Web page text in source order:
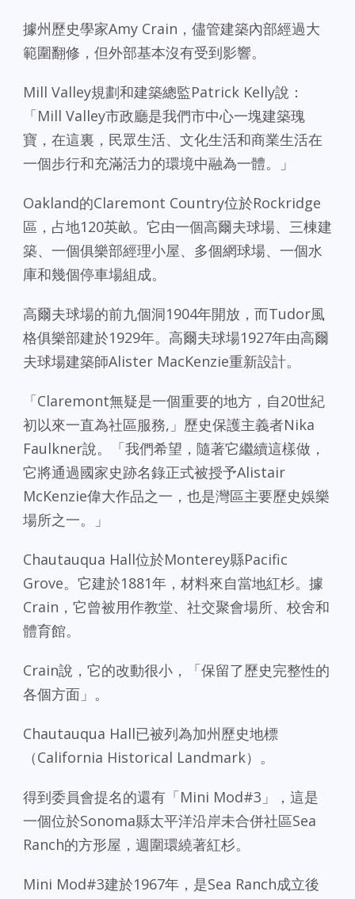
據州歷史學家Amy Crain，儘管建築內部經過大
範圍翻修，但外部基本沒有受到影響。
Mill Valley規劃和建築總監Patrick Kelly說：
「Mill Valley市政廳是我們市中心一塊建築瑰
寶，在這裏，民眾生活、文化生活和商業生活在
一個步行和充滿活力的環境中融為一體。」
Oakland的Claremont Country位於Rockridge
區，占地120英畝。它由一個高爾夫球場、三棟建
築、一個俱樂部經理小屋、多個網球場、一個水
庫和幾個停車場組成。
高爾夫球場的前九個洞1904年開放，而Tudor風
格俱樂部建於1929年。高爾夫球場1927年由高爾
夫球場建築師Alister MacKenzie重新設計。
「Claremont無疑是一個重要的地方，自20世紀
初以來一直為社區服務,」歷史保護主義者Nika
Faulkner說。「我們希望，隨著它繼續這樣做，
它將通過國家史跡名錄正式被授予Alistair
McKenzie偉大作品之一，也是灣區主要歷史娛樂
場所之一。」
Chautauqua Hall位於Monterey縣Pacific
Grove。它建於1881年，材料來自當地紅杉。據
Crain，它曾被用作教堂、社交聚會場所、校舍和
體育館。
Crain說，它的改動很小，「保留了歷史完整性的
各個方面」。
Chautauqua Hall已被列為加州歷史地標
（California Historical Landmark）。
得到委員會提名的還有「Mini Mod#3」，這是
一個位於Sonoma縣太平洋沿岸未合併社區Sea
Ranch的方形屋，週圍環繞著紅杉。
Mini Mod#3建於1967年，是Sea Ranch成立後